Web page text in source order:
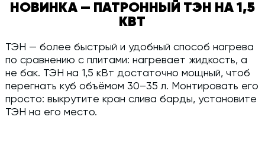
НОВИНКА — ПАТРОННЫЙ ТЭН НА 1,5
КВТ
ТЭН — более быстрый и удобный способ нагрева
по сравнению с плитами: нагревает жидкость, а
не бак. ТЭН на 1,5 кВт достаточно мощный, чтоб
перегнать куб объёмом 30–35 л. Монтировать его
просто: выкрутите кран слива барды, установите
ТЭН на его место.